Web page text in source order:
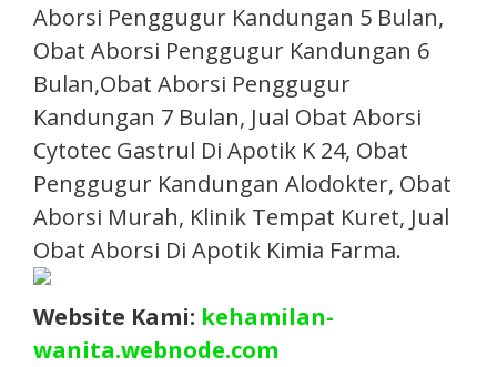
Aborsi Penggugur Kandungan 5 Bulan,
Obat Aborsi Penggugur Kandungan 6
Bulan,Obat Aborsi Penggugur
Kandungan 7 Bulan, Jual Obat Aborsi
Cytotec Gastrul Di Apotik K 24, Obat
Penggugur Kandungan Alodokter, Obat
Aborsi Murah, Klinik Tempat Kuret, Jual
Obat Aborsi Di Apotik Kimia Farma.​
Website Kami: kehamilan-
wanita.webnode.com